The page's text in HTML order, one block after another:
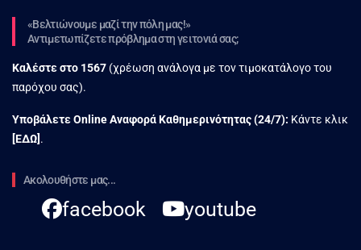
«Βελτιώνουμε μαζί την πόλη μας!»
Αντιμετωπίζετε πρόβλημα στη γειτονιά σας;
Καλέστε στο 1567 (χρέωση ανάλογα με τον τιμοκατάλογο του
παρόχου σας).
Υποβάλετε Online Αναφορά Kαθημερινότητας (24/7): Κάντε κλικ
[ΕΔΩ] .
Ακολουθήστε μας...
facebook youtube